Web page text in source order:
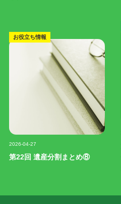
お役立ち情報
2026-04-27
第22回 遺産分割まとめ⑧